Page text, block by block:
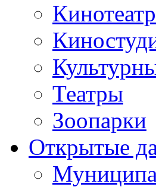
Театры
Зоопарки
Открытые